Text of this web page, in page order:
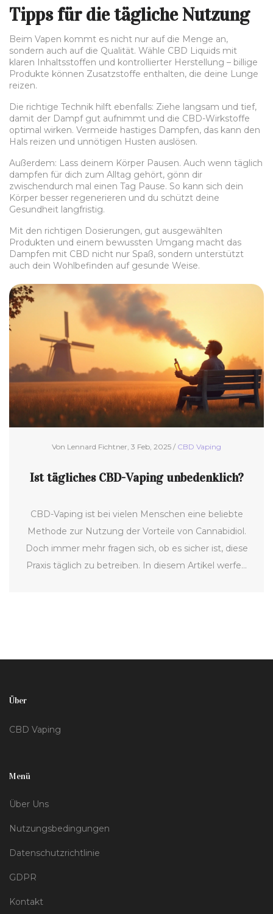
Tipps für die tägliche Nutzung
Beim Vapen kommt es nicht nur auf die Menge an,
sondern auch auf die Qualität. Wähle CBD Liquids mit
klaren Inhaltsstoffen und kontrollierter Herstellung – billige
Produkte können Zusatzstoffe enthalten, die deine Lunge
reizen.
Die richtige Technik hilft ebenfalls: Ziehe langsam und tief,
damit der Dampf gut aufnimmt und die CBD-Wirkstoffe
optimal wirken. Vermeide hastiges Dampfen, das kann den
Hals reizen und unnötigen Husten auslösen.
Außerdem: Lass deinem Körper Pausen. Auch wenn täglich
dampfen für dich zum Alltag gehört, gönn dir
zwischendurch mal einen Tag Pause. So kann sich dein
Körper besser regenerieren und du schützt deine
Gesundheit langfristig.
Mit den richtigen Dosierungen, gut ausgewählten
Produkten und einem bewussten Umgang macht das
Dampfen mit CBD nicht nur Spaß, sondern unterstützt
auch dein Wohlbefinden auf gesunde Weise.
Von Lennard Fichtner, 3 Feb, 2025 / CBD Vaping
Ist tägliches CBD-Vaping unbedenklich?
CBD-Vaping ist bei vielen Menschen eine beliebte
Methode zur Nutzung der Vorteile von Cannabidiol.
Doch immer mehr fragen sich, ob es sicher ist, diese
Praxis täglich zu betreiben. In diesem Artikel werfen
Über
CBD Vaping
Menü
Über Uns
Nutzungsbedingungen
Datenschutzrichtlinie
GDPR
Kontakt